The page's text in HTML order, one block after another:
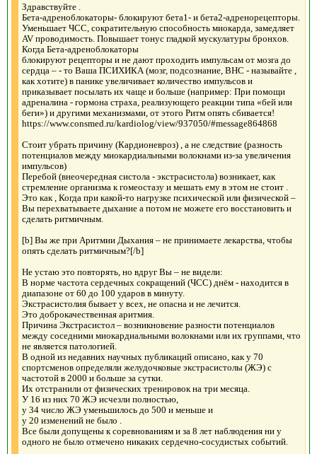
Здравствуйте .
Бета-адреноблокаторы- блокируют бета1- и бета2-адренорецепторы.
Уменьшает ЧСС, сократительную способность миокарда, замедляет
AV проводимость. Повышает тонус гладкой мускулатуры бронхов.
Когда Бета-адреноблокаторы
блокируют рецепторы и не дают проходить импульсам от мозга до
сердца – - то Ваша ПСИХИКА (мозг, подсознание, ВНС - называйте ,
как хотите) в панике увеличивает количество импульсов и
приказывает посылать их чаще и больше (например: При помощи
адреналина - гормона страха, реализующего реакции типа «бей или
беги») и другими механизмами, от этого Ритм опять сбивается!
https://www.consmed.ru/kardiolog/view/937050/#message864868
Стоит убрать причину (Кардионевроз) , а не следствие (разность
потенциалов между миокардиальными волокнами из-за увеличения
импульсов)
Перебой (внеочередная систола - экстрасистола) возникает, как
стремление организма к гомеостазу и мешать ему в этом не стоит .
Это как , Когда при какой-то нагрузке психической или физической –
Вы перехватываете дыхание а потом не можете его восстановить и
сделать ритмичным.
[b] Вы же при Аритмии Дыхания – не принимаете лекарства, чтобы
опять сделать ритмичным?[/b]
Не устаю это повторять, но вдруг Вы – не видели:
В норме частота сердечных сокращений (ЧСС) днём - находится в
диапазоне от 60 до 100 ударов в минуту.
Экстрасистолия бывает у всех, не опасна и не лечится.
Это доброкачественная аритмия.
Причина Экстрасистол – возникновение разности потенциалов
между соседними миокардиальными волокнами или их группами, что
не является патологией.
В одной из недавних научных публикаций описано, как у 70
спортсменов определяли желудочковые экстрасистолы (ЖЭ) с
частотой в 2000 и больше за сутки.
Их отстранили от физических тренировок на три месяца.
У 16 из них 70 ЖЭ исчезли полностью,
у 34 число ЖЭ уменьшилось до 500 и меньше и
у 20 изменений не было .
Все были допущены к соревнованиям и за 8 лет наблюдения ни у
одного не было отмечено никаких сердечно-сосудистых событий.